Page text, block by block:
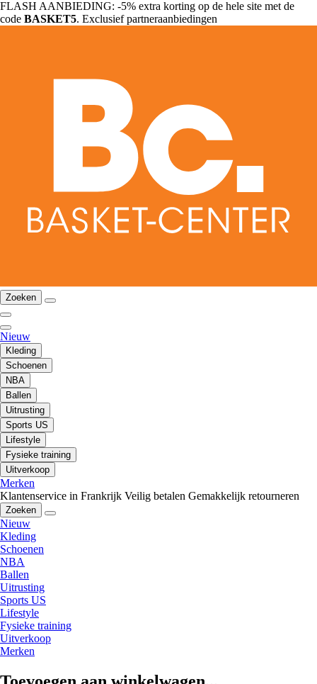
FLASH AANBIEDING: -5% extra korting op de hele site met de
code BASKET5. Exclusief partneraanbiedingen
Zoeken
Nieuw
Kleding
Schoenen
NBA
Ballen
Uitrusting
Sports US
Lifestyle
Fysieke training
Uitverkoop
Merken
Klantenservice in Frankrijk Veilig betalen Gemakkelijk retourneren
Zoeken
Nieuw
Kleding
Schoenen
NBA
Ballen
Uitrusting
Sports US
Lifestyle
Fysieke training
Uitverkoop
Merken